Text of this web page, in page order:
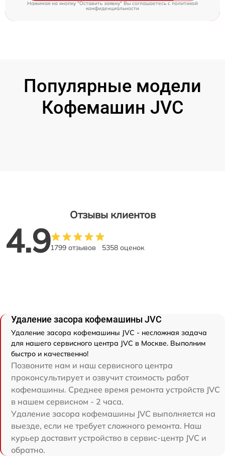
Нажимая на кнопку "Оставить заявку" Вы соглашаетесь cполитикой
конфиденциальности
Популярные модели
Кофемашин JVC
Отзывы клиентов
4.91799 отзывов 5358 оценок
Удаление засора кофемашины JVC
Удаление засора кофемашины JVC - несложная задача
для нашего сервисного центра JVC в Москве. Выполним
быстро и качественно!
Позвоните нам и наш сервисного центра
проконсультирует и озвучит стоимость работ
кофемашины. Среднее время ремонта устройств JVC
в нашем сервисном - 2 часа.
Удаление засора кофемашины JVC выполняется на
выезде, если не требует сложного ремонта. Наш
курьер доставит устройство в сервис-центр JVC и
обратно.